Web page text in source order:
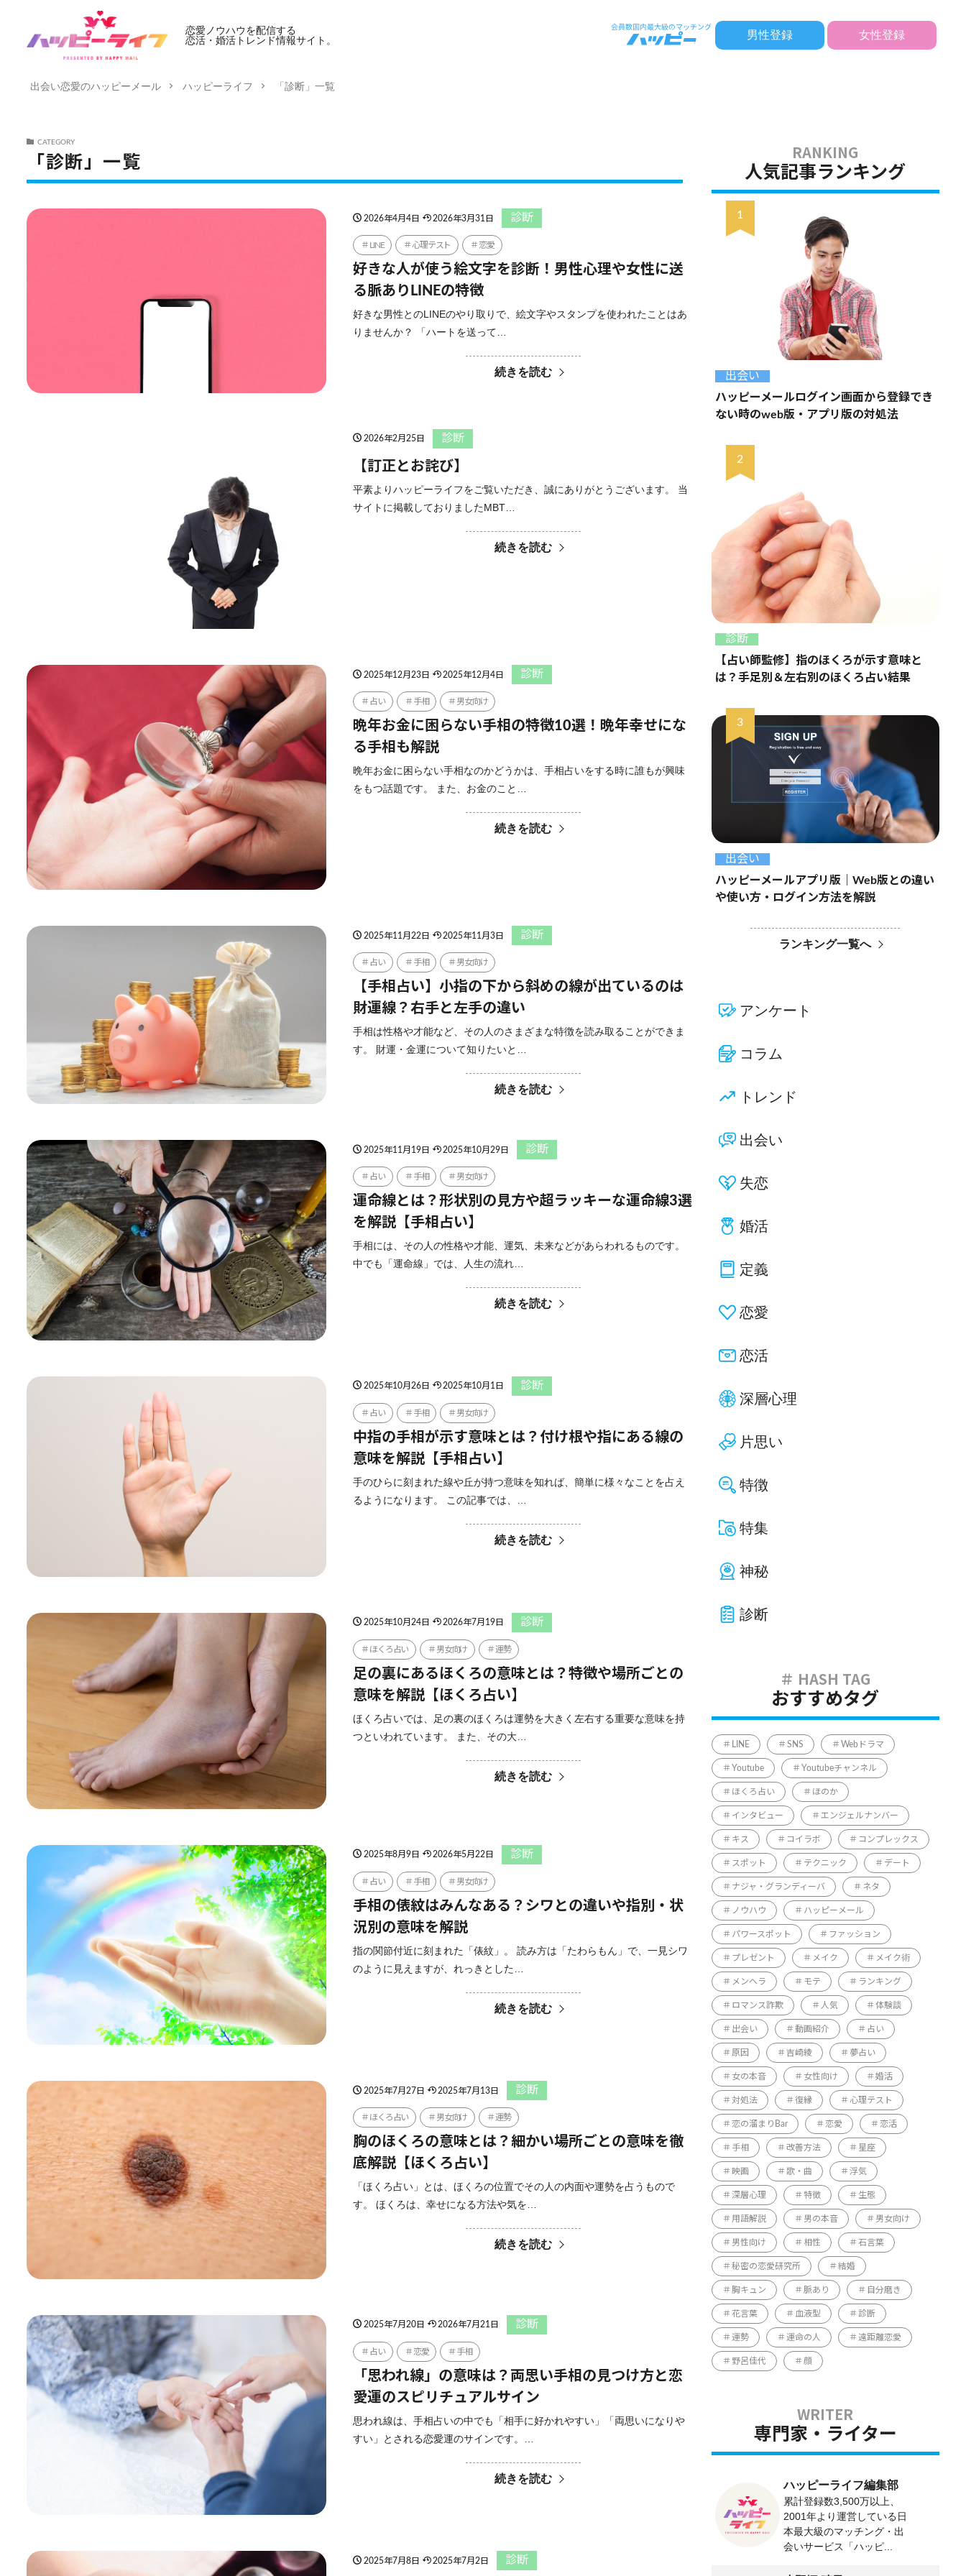
恋愛ノウハウを配信する
恋活・婚活トレンド情報サイト。
男性登録 女性登録
出会い恋愛のハッピーメール ハッピーライフ 「診断」一覧
CATEGORY
「診断」一覧
2026年4月4日 2026年3月31日 診断
LINE 心理テスト 恋愛
好きな人が使う絵文字を診断！男性心理や女性に送
る脈ありLINEの特徴
好きな男性とのLINEのやり取りで、絵文字やスタンプを使われたことはあ
りませんか？ 「ハートを送って…
続きを読む
2026年2月25日 診断
【訂正とお詫び】
平素よりハッピーライフをご覧いただき、誠にありがとうございます。 当
サイトに掲載しておりましたMBT…
続きを読む
2025年12月23日 2025年12月4日 診断
占い 手相 男女向け
晩年お金に困らない手相の特徴10選！晩年幸せにな
る手相も解説
晩年お金に困らない手相なのかどうかは、手相占いをする時に誰もが興味
をもつ話題です。 また、お金のこと…
続きを読む
2025年11月22日 2025年11月3日 診断
占い 手相 男女向け
【手相占い】小指の下から斜めの線が出ているのは
財運線？右手と左手の違い
手相は性格や才能など、その人のさまざまな特徴を読み取ることができま
す。 財運・金運について知りたいと…
続きを読む
2025年11月19日 2025年10月29日 診断
占い 手相 男女向け
運命線とは？形状別の見方や超ラッキーな運命線3選
を解説【手相占い】
手相には、その人の性格や才能、運気、未来などがあらわれるものです。
中でも「運命線」では、人生の流れ…
続きを読む
2025年10月26日 2025年10月1日 診断
占い 手相 男女向け
中指の手相が示す意味とは？付け根や指にある線の
意味を解説【手相占い】
手のひらに刻まれた線や丘が持つ意味を知れば、簡単に様々なことを占え
るようになります。 この記事では、…
続きを読む
2025年10月24日 2026年7月19日 診断
ほくろ占い 男女向け 運勢
足の裏にあるほくろの意味とは？特徴や場所ごとの
意味を解説【ほくろ占い】
ほくろ占いでは、足の裏のほくろは運勢を大きく左右する重要な意味を持
つといわれています。 また、その大…
続きを読む
2025年8月9日 2026年5月22日 診断
占い 手相 男女向け
手相の俵紋はみんなある？シワとの違いや指別・状
況別の意味を解説
指の関節付近に刻まれた「俵紋」。 読み方は「たわらもん」で、一見シワ
のように見えますが、れっきとした…
続きを読む
2025年7月27日 2025年7月13日 診断
ほくろ占い 男女向け 運勢
胸のほくろの意味とは？細かい場所ごとの意味を徹
底解説【ほくろ占い】
「ほくろ占い」とは、ほくろの位置でその人の内面や運勢を占うもので
す。 ほくろは、幸せになる方法や気を…
続きを読む
2025年7月20日 2026年7月21日 診断
占い 恋愛 手相
「思われ線」の意味は？両思い手相の見つけ方と恋
愛運のスピリチュアルサイン
思われ線は、手相占いの中でも「相手に好かれやすい」「両思いになりや
すい」とされる恋愛運のサインです。…
続きを読む
2025年7月8日 2025年7月2日 診断
人気記事ランキング
出会い
ハッピーメールログイン画面から登録でき
ない時のweb版・アプリ版の対処法
診断
【占い師監修】指のほくろが示す意味と
は？手足別＆左右別のほくろ占い結果
出会い
ハッピーメールアプリ版｜Web版との違い
や使い方・ログイン方法を解説
ランキング一覧へ
アンケート
コラム
トレンド
出会い
失恋
婚活
定義
恋愛
恋活
深層心理
片思い
特徴
特集
神秘
診断
おすすめタグ
LINE SNS Webドラマ
Youtube Youtubeチャンネル
ほくろ占い ほのか
インタビュー エンジェルナンバー
キス コイラボ コンプレックス
スポット テクニック デート
ナジャ・グランディーバ ネタ
ノウハウ ハッピーメール
パワースポット ファッション
プレゼント メイク メイク術
メンヘラ モテ ランキング
ロマンス詐欺 人気 体験談
出会い 動画紹介 占い
原因 吉崎綾 夢占い
女の本音 女性向け 婚活
対処法 復縁 心理テスト
恋の溜まりBar 恋愛 恋活
手相 改善方法 星座
映画 歌・曲 浮気
深層心理 特徴 生態
用語解説 男の本音 男女向け
男性向け 相性 石言葉
秘密の恋愛研究所 結婚
胸キュン 脈あり 自分磨き
花言葉 血液型 診断
運勢 運命の人 遠距離恋愛
野呂佳代 顔
専門家・ライター
ハッピーライフ編集部
累計登録数3,500万以上、
2001年より運営している日
本最大級のマッチング・出
会いサービス「ハッピ...